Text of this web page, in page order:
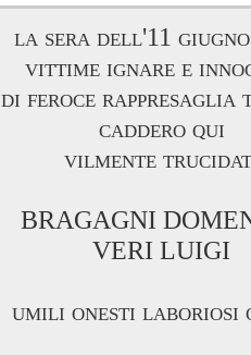
la sera dell'11
vittime ignare e
di feroce rappresaglia
caddero qui
vilmente
BRAGAGNI
VERI LUIGI
umili onesti laboriosi